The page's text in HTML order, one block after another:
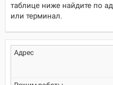
таблице ниже найдите по
или терминал.